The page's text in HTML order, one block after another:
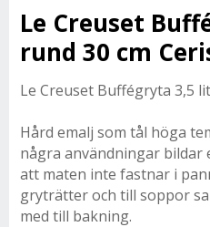
Le Creuset
rund 30 cm
Le Creuset Buffégryta 3,5
Hård emalj som tål höga
några användningar bildar
att maten inte fastnar i
gryträtter och till soppor
med till bakning.